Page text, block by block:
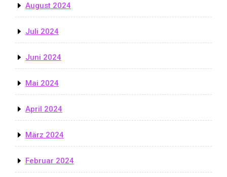
August 2024
Juli 2024
Juni 2024
Mai 2024
April 2024
März 2024
Februar 2024